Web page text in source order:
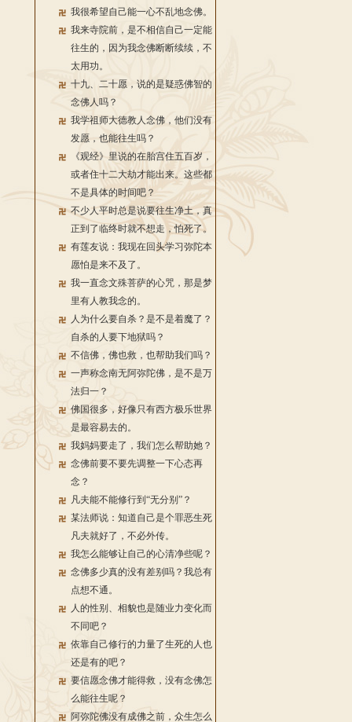
我很希望自己能一心不乱地念佛。
我来寺院前，是不相信自己一定能
往生的，因为我念佛断断续续，不
太用功。
十九、二十愿，说的是疑惑佛智的
念佛人吗？
我学祖师大德教人念佛，他们没有
发愿，也能往生吗？
《观经》里说的在胎宫住五百岁，
或者住十二大劫才能出来。这些都
不是具体的时间吧？
不少人平时总是说要往生净土，真
正到了临终时就不想走，怕死了。
有莲友说：我现在回头学习弥陀本
愿怕是来不及了。
我一直念文殊菩萨的心咒，那是梦
里有人教我念的。
人为什么要自杀？是不是着魔了？
自杀的人要下地狱吗？
不信佛，佛也救，也帮助我们吗？
一声称念南无阿弥陀佛，是不是万
法归一？
佛国很多，好像只有西方极乐世界
是最容易去的。
我妈妈要走了，我们怎么帮助她？
念佛前要不要先调整一下心态再
念？
凡夫能不能修行到“无分别”？
某法师说：知道自己是个罪恶生死
凡夫就好了，不必外传。
我怎么能够让自己的心清净些呢？
念佛多少真的没有差别吗？我总有
点想不通。
人的性别、相貌也是随业力变化而
不同吧？
依靠自己修行的力量了生死的人也
还是有的吧？
要信愿念佛才能得救，没有念佛怎
么能往生呢？
阿弥陀佛没有成佛之前，众生怎么